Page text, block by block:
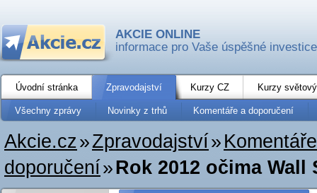
AKCIE ONLINE
informace pro Vaše úspěšné investice
Úvodní stránka Zpravodajství Kurzy CZ Kurzy
Všechny zprávy Novinky z trhů Komentáře a doporučení
Akcie.cz»Zpravodajství»
doporučení»Rok 2012 očima Wall